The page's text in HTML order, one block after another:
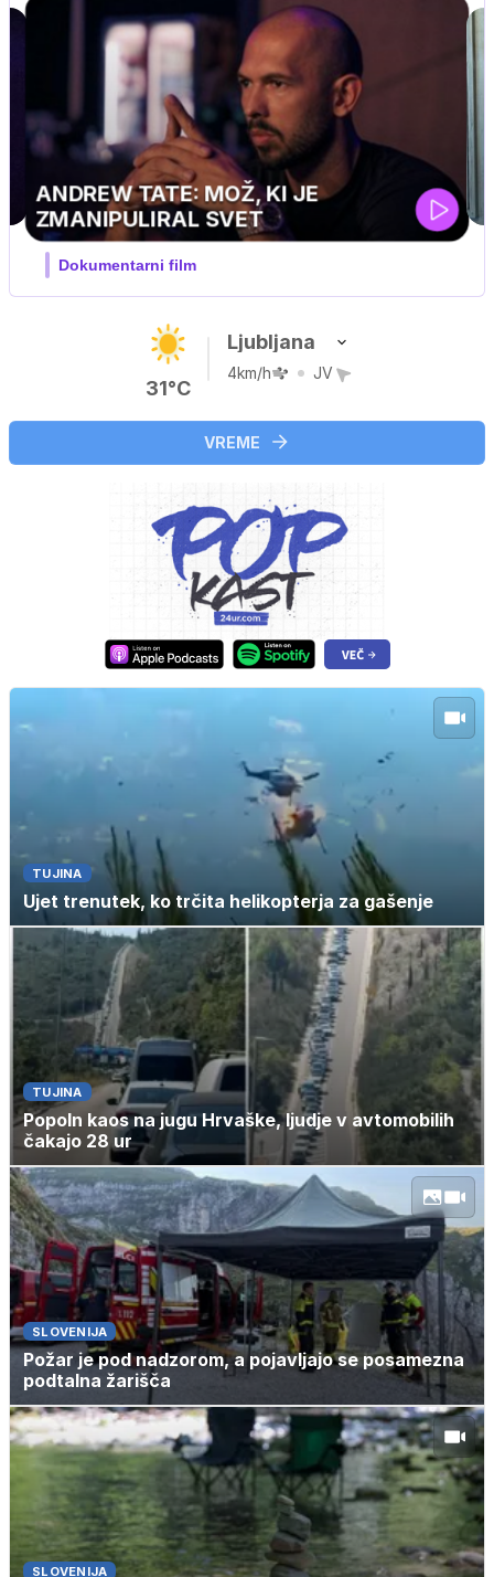
MOJ PRIJATELJ PINGVIN
Film meseca / družinski, pustolovski
31°C
Ljubljana
4km/h JV
VREME
TUJINA
Ujet trenutek, ko trčita helikopterja za gašenje
TUJINA
Popoln kaos na jugu Hrvaške, ljudje v avtomobilih
čakajo 28 ur
SLOVENIJA
Požar je pod nadzorom, a pojavljajo se posamezna
podtalna žarišča
SLOVENIJA